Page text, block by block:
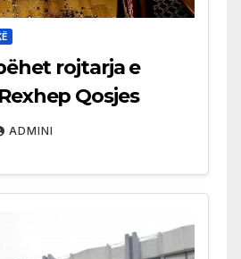
rojtarja e
Qosjes
ADMINI